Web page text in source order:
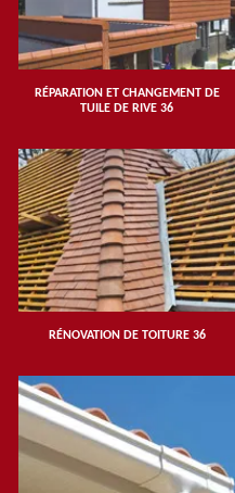
RÉPARATION ET CHANGEMENT DE
TUILE DE RIVE 36
RÉNOVATION DE TOITURE 36